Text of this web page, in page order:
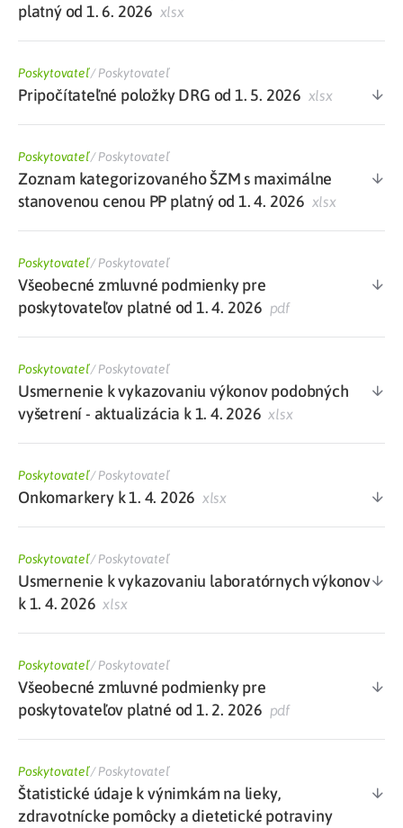
platný od 1. 6. 2026 xlsx
Poskytovateľ/Poskytovateľ
Pripočítateľné položky DRG od 1. 5. 2026 xlsx
Poskytovateľ/Poskytovateľ
Zoznam kategorizovaného ŠZM s maximálne
stanovenou cenou PP platný od 1. 4. 2026 xlsx
Poskytovateľ/Poskytovateľ
Všeobecné zmluvné podmienky pre
poskytovateľov platné od 1. 4. 2026 pdf
Poskytovateľ/Poskytovateľ
Usmernenie k vykazovaniu výkonov podobných
vyšetrení - aktualizácia k 1. 4. 2026 xlsx
Poskytovateľ/Poskytovateľ
Onkomarkery k 1. 4. 2026 xlsx
Poskytovateľ/Poskytovateľ
Usmernenie k vykazovaniu laboratórnych výkonov
k 1. 4. 2026 xlsx
Poskytovateľ/Poskytovateľ
Všeobecné zmluvné podmienky pre
poskytovateľov platné od 1. 2. 2026 pdf
Poskytovateľ/Poskytovateľ
Štatistické údaje k výnimkám na lieky,
zdravotnícke pomôcky a dietetické potraviny